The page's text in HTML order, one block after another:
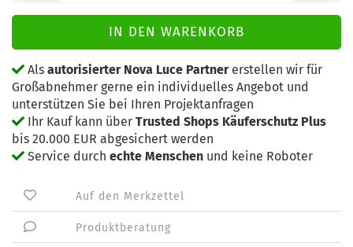
Als autorisierter Nova Luce Partnererstellen wir für
Großabnehmer gerne ein individuelles Angebot und
unterstützen Sie bei Ihren Projektanfragen
Ihr Kauf kann über Trusted Shops Käuferschutz Plus
bis 20.000 EUR abgesichert werden
Service durch echte Menschen und keine Roboter
Auf den Merkzettel
Produktberatung